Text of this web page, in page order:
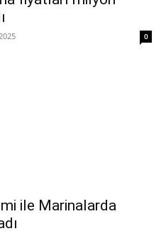
0
ile Marinalarda